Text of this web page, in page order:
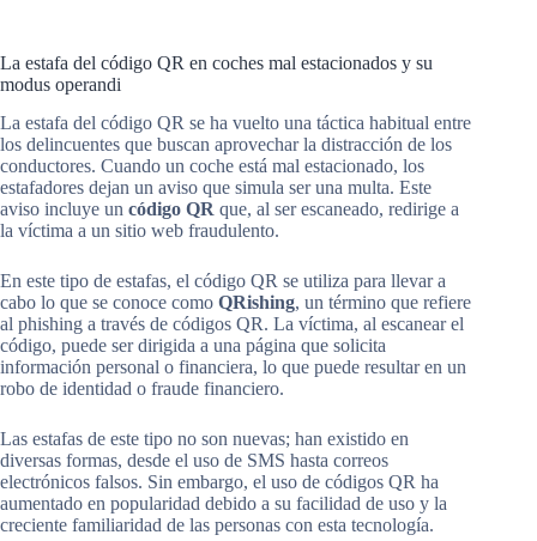
La estafa del código QR en coches mal estacionados y su
modus operandi
La estafa del código QR se ha vuelto una táctica habitual entre
los delincuentes que buscan aprovechar la distracción de los
conductores. Cuando un coche está mal estacionado, los
estafadores dejan un aviso que simula ser una multa. Este
aviso incluye un código QR que, al ser escaneado, redirige a
la víctima a un sitio web fraudulento.
En este tipo de estafas, el código QR se utiliza para llevar a
cabo lo que se conoce como QRishing, un término que refiere
al phishing a través de códigos QR. La víctima, al escanear el
código, puede ser dirigida a una página que solicita
información personal o financiera, lo que puede resultar en un
robo de identidad o fraude financiero.
Las estafas de este tipo no son nuevas; han existido en
diversas formas, desde el uso de SMS hasta correos
electrónicos falsos. Sin embargo, el uso de códigos QR ha
aumentado en popularidad debido a su facilidad de uso y la
creciente familiaridad de las personas con esta tecnología.